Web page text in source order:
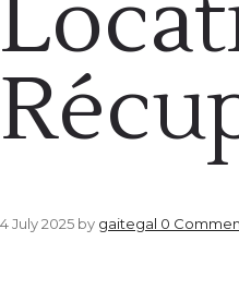
4 July 2025 by gaitegal 0